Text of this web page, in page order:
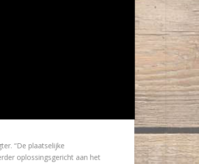
“De plaatselijke
oplossingsgericht aan het